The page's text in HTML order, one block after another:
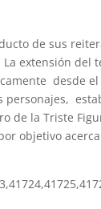
de sus
extensión
desde
de la Triste
objetivo